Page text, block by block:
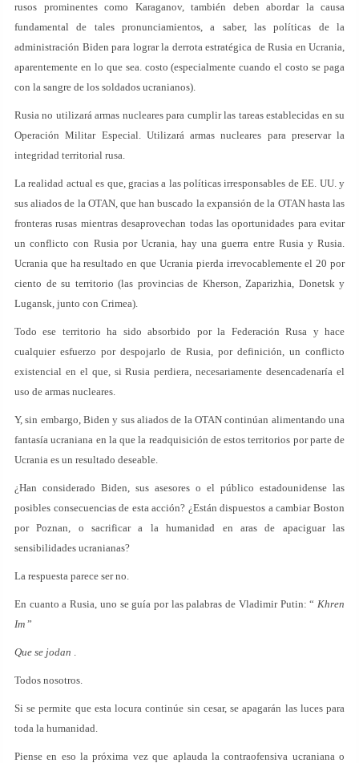
rusos prominentes como Karaganov, también deben abordar la causa
fundamental de tales pronunciamientos, a saber, las políticas de la
administración Biden para lograr la derrota estratégica de Rusia en Ucrania,
aparentemente en lo que sea. costo (especialmente cuando el costo se paga
con la sangre de los soldados ucranianos).
Rusia no utilizará armas nucleares para cumplir las tareas establecidas en su
Operación Militar Especial. Utilizará armas nucleares para preservar la
integridad territorial rusa.
La realidad actual es que, gracias a las políticas irresponsables de EE. UU. y
sus aliados de la OTAN, que han buscado la expansión de la OTAN hasta las
fronteras rusas mientras desaprovechan todas las oportunidades para evitar
un conflicto con Rusia por Ucrania, hay una guerra entre Rusia y Rusia.
Ucrania que ha resultado en que Ucrania pierda irrevocablemente el 20 por
ciento de su territorio (las provincias de Kherson, Zaparizhia, Donetsk y
Lugansk, junto con Crimea).
Todo ese territorio ha sido absorbido por la Federación Rusa y hace
cualquier esfuerzo por despojarlo de Rusia, por definición, un conflicto
existencial en el que, si Rusia perdiera, necesariamente desencadenaría el
uso de armas nucleares.
Y, sin embargo, Biden y sus aliados de la OTAN continúan alimentando una
fantasía ucraniana en la que la readquisición de estos territorios por parte de
Ucrania es un resultado deseable.
¿Han considerado Biden, sus asesores o el público estadounidense las
posibles consecuencias de esta acción? ¿Están dispuestos a cambiar Boston
por Poznan, o sacrificar a la humanidad en aras de apaciguar las
sensibilidades ucranianas?
La respuesta parece ser no.
En cuanto a Rusia, uno se guía por las palabras de Vladimir Putin: “ Khren
Im ”
Que se jodan .
Todos nosotros.
Si se permite que esta locura continúe sin cesar, se apagarán las luces para
toda la humanidad.
Piense en eso la próxima vez que aplauda la contraofensiva ucraniana o